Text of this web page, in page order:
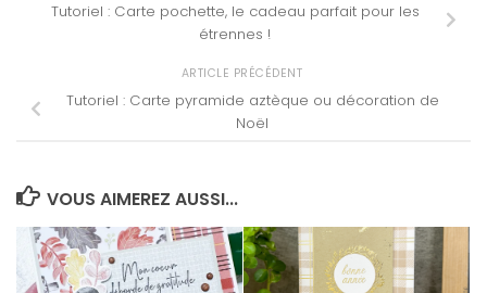
Tutoriel : Carte pochette, le cadeau parfait pour les
étrennes !
ARTICLE PRÉCÉDENT
Tutoriel : Carte pyramide aztèque ou décoration de
Noël
VOUS AIMEREZ AUSSI...